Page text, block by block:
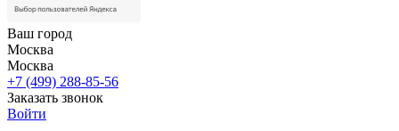
Ваш город
Москва
Москва
+7 (499) 288-85-56
Заказать звонок
Войти